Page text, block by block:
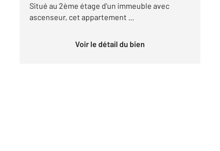
Situé au 2ème étage d'un immeuble avec
ascenseur, cet appartement ...
Voir le détail du bien